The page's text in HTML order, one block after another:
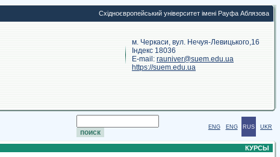
Східноєвропейський університет імені Рауфа Аблязова
м. Черкаси, вул. Нечуя-Левицького,16
Індекс 18036
E-mail: rauniver@suem.edu.ua
https://suem.edu.ua
UKR
RUS
ENG
ENG
КУРСЫ